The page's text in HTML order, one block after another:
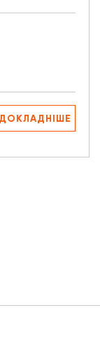
ДОКЛАДНІШЕ